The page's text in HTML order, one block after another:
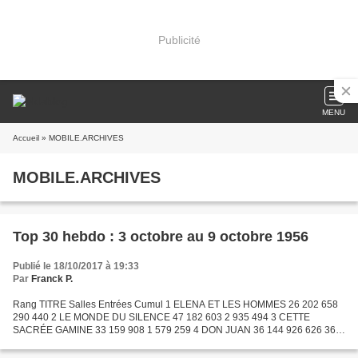
Publicité
MENU
Accueil » MOBILE.ARCHIVES
MOBILE.ARCHIVES
Top 30 hebdo : 3 octobre au 9 octobre 1956
Publié le 18/10/2017 à 19:33
Par Franck P.
Rang TITRE Salles Entrées Cumul 1 ELENA ET LES HOMMES 26 202 658
290 440 2 LE MONDE DU SILENCE 47 182 603 2 935 494 3 CETTE
SACRÉE GAMINE 33 159 908 1 579 259 4 DON JUAN 36 144 926 626 362